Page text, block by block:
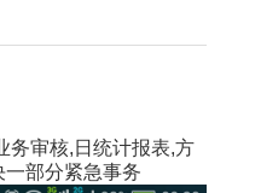
务审核,日统计报表,方
部分紧急事务